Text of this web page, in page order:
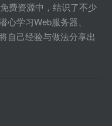
费资源中，结识了不少
学习Web服务器、
自己经验与做法分享出